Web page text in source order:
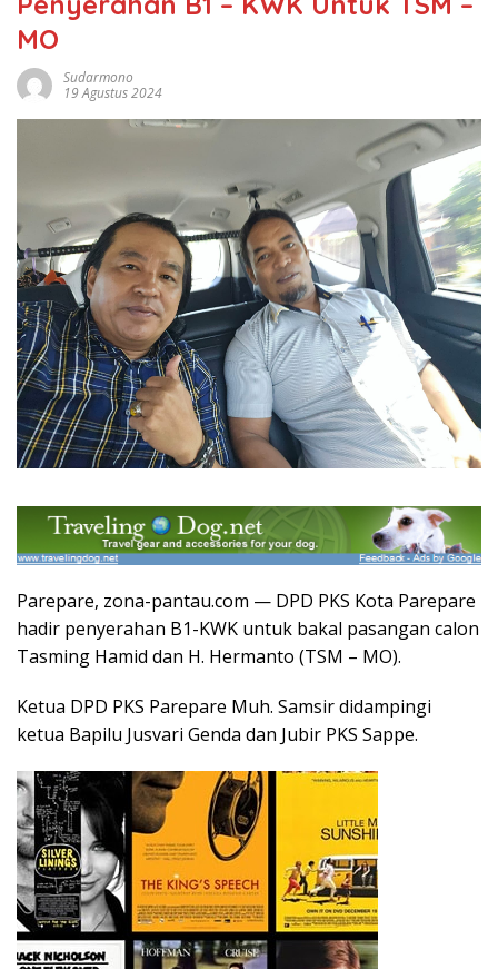
MO
Sudarmono
19 Agustus 2024
Parepare, zona-pantau.com — DPD PKS Kota Parepare
hadir penyerahan B1-KWK untuk bakal pasangan calon
Tasming Hamid dan H. Hermanto (TSM – MO).
Ketua DPD PKS Parepare Muh. Samsir didampingi
ketua Bapilu Jusvari Genda dan Jubir PKS Sappe.